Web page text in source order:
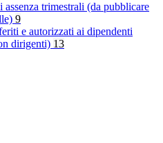
assenza trimestrali (da pubblicare
9
e autorizzati ai dipendenti
dirigenti) 13